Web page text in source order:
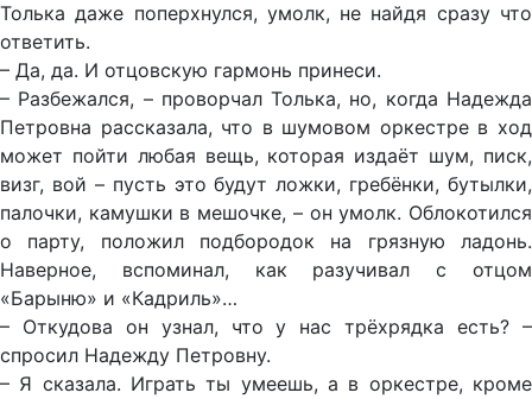
Толька даже поперхнулся, умолк, не найдя сразу что
ответить.
– Да, да. И отцовскую гармонь принеси.
– Разбежался, – проворчал Толька, но, когда Надежда
Петровна рассказала, что в шумовом оркестре в ход
может пойти любая вещь, которая издаёт шум, писк,
визг, вой – пусть это будут ложки, гребёнки, бутылки,
палочки, камушки в мешочке, – он умолк. Облокотился
о парту, положил подбородок на грязную ладонь.
Наверное, вспоминал, как разучивал с отцом
«Барыню» и «Кадриль»…
– Откудова он узнал, что у нас трёхрядка есть? –
спросил Надежду Петровну.
– Я сказала. Играть ты умеешь, а в оркестре, кроме